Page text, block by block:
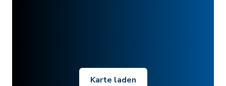
Karte laden